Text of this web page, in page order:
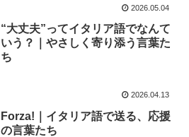
2026.05.04
“大丈夫”ってイタリア語でなんて
いう？｜やさしく寄り添う言葉た
ち
2026.04.13
Forza!｜イタリア語で送る、応援
の言葉たち